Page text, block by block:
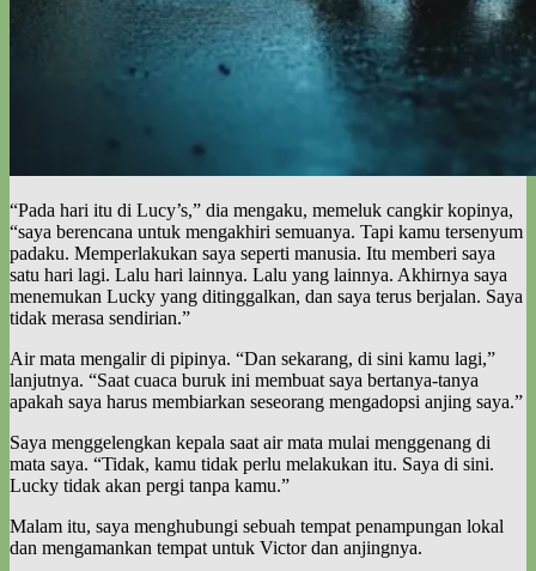
“Pada hari itu di Lucy’s,” dia mengaku, memeluk cangkir kopinya,
“saya berencana untuk mengakhiri semuanya. Tapi kamu tersenyum
padaku. Memperlakukan saya seperti manusia. Itu memberi saya
satu hari lagi. Lalu hari lainnya. Lalu yang lainnya. Akhirnya saya
menemukan Lucky yang ditinggalkan, dan saya terus berjalan. Saya
tidak merasa sendirian.”
Air mata mengalir di pipinya. “Dan sekarang, di sini kamu lagi,”
lanjutnya. “Saat cuaca buruk ini membuat saya bertanya-tanya
apakah saya harus membiarkan seseorang mengadopsi anjing saya.”
Saya menggelengkan kepala saat air mata mulai menggenang di
mata saya. “Tidak, kamu tidak perlu melakukan itu. Saya di sini.
Lucky tidak akan pergi tanpa kamu.”
Malam itu, saya menghubungi sebuah tempat penampungan lokal
dan mengamankan tempat untuk Victor dan anjingnya.